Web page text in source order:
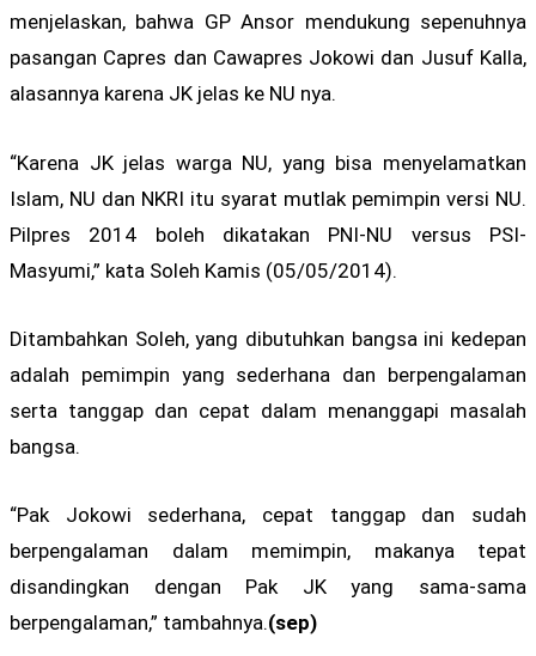
menjelaskan, bahwa GP Ansor mendukung sepenuhnya
pasangan Capres dan Cawapres Jokowi dan Jusuf Kalla,
alasannya karena JK jelas ke NU nya.
“Karena JK jelas warga NU, yang bisa menyelamatkan
Islam, NU dan NKRI itu syarat mutlak pemimpin versi NU.
Pilpres 2014 boleh dikatakan PNI-NU versus PSI-
Masyumi,” kata Soleh Kamis (05/05/2014).
Ditambahkan Soleh, yang dibutuhkan bangsa ini kedepan
adalah pemimpin yang sederhana dan berpengalaman
serta tanggap dan cepat dalam menanggapi masalah
bangsa.
“Pak Jokowi sederhana, cepat tanggap dan sudah
berpengalaman dalam memimpin, makanya tepat
disandingkan dengan Pak JK yang sama-sama
berpengalaman,” tambahnya.(sep)